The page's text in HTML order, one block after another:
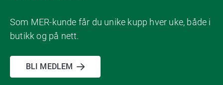
Som MER-kunde får du unike kupp hver uke, både i
butikk og på nett.
BLI MEDLEM